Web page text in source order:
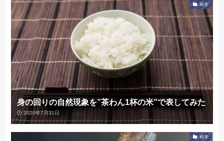
科学
身の回りの自然現象を”茶わん1杯の米”で表してみた
2020年7月31日
科学